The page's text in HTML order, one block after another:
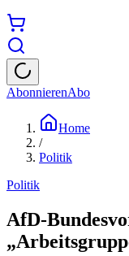
AbonnierenAbo
Home
/
Politik
Politik
AfD-